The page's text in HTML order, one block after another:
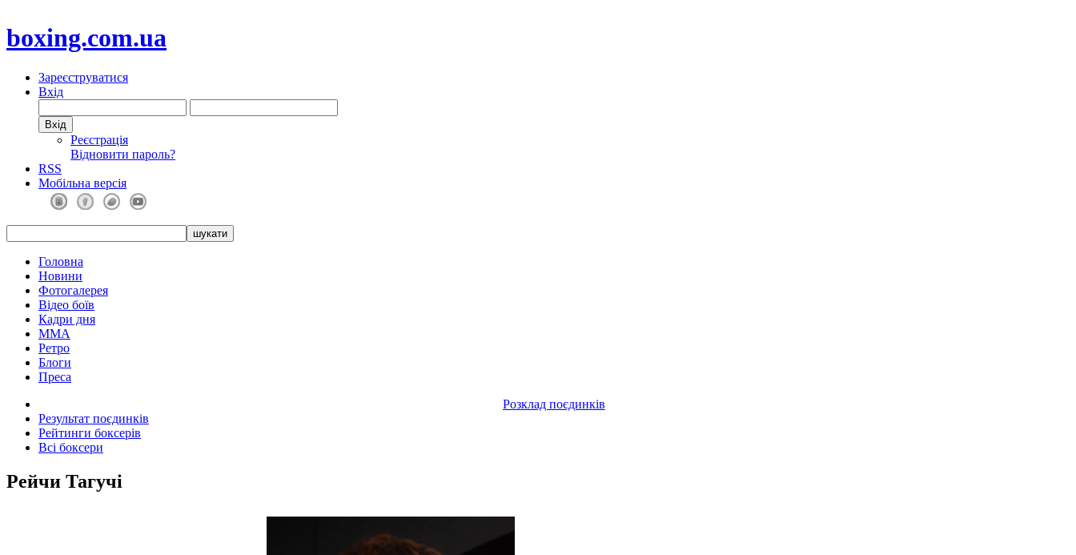
boxing.com.ua
Зареєструватися
Вхід
Реєстрація
Відновити пароль?
RSS
Мобільна версія
Головна
Новини
Фотогалерея
Відео боїв
Кадри дня
ММА
Ретро
Блоги
Преса
Розклад поєдинків
Результат поєдинків
Рейтинги боксерів
Всі боксери
Рейчи Тагучі